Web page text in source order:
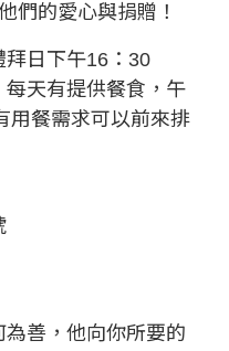
們的愛心與捐贈！
拜日下午16：30
天有提供餐食，午
用餐需求可以前來排
善，他向你所要的